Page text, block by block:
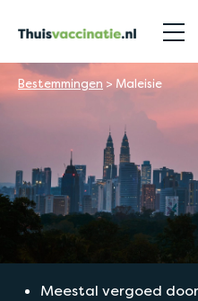
Bestemmingen >Maleisie
Meestal vergoed